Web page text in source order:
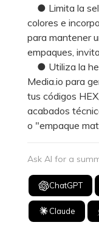
● Limita la
colores e
para mantener
empaques,
● Utiliza la
Media.io para
tus códigos
acabados
o "empaque
Ask AI for a
ChatGPT
Claude